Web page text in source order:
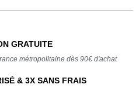
GRATUITE
métropolitaine dès 90€ d'achat
& 3X SANS FRAIS